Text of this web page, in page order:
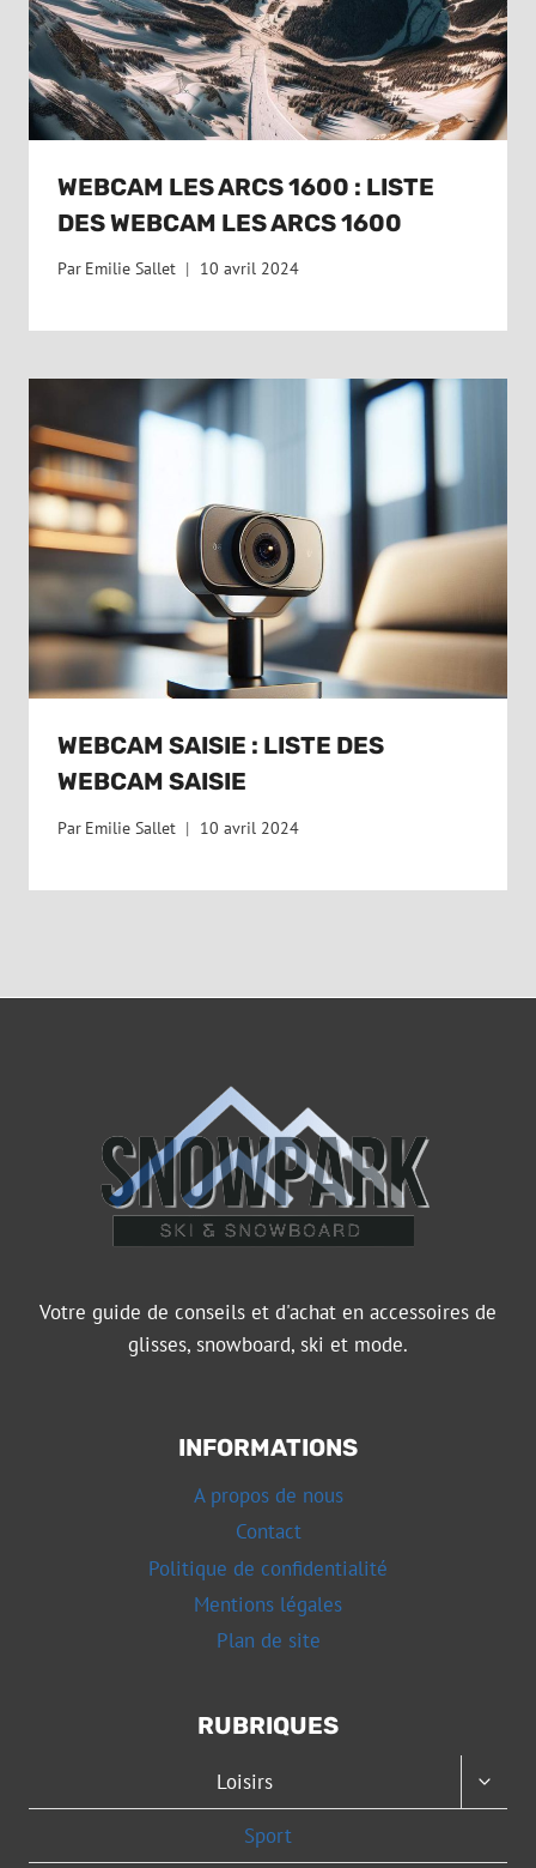
WEBCAM LES ARCS 1600 : LISTE
DES WEBCAM LES ARCS 1600
Par Emilie Sallet 10 avril 2024
WEBCAM SAISIE : LISTE DES
WEBCAM SAISIE
Par Emilie Sallet 10 avril 2024
Votre guide de conseils et d'achat en accessoires de
glisses, snowboard, ski et mode.
INFORMATIONS
A propos de nous
Contact
Politique de confidentialité
Mentions légales
Plan de site
RUBRIQUES
Loisirs
Sport